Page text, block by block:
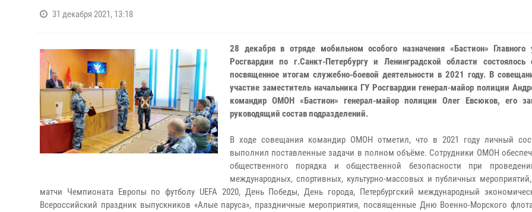
31 декабря 2021, 13:18
28 декабря в отряде мобильном особого назначения «Бастион» Главного
Росгвардии по г.Санкт-Петербургу и Ленинградской области состоялось
посвященное итогам служебно-боевой деятельности в 2021 году. В
участие заместитель начальника ГУ Росгвардии генерал-майор полиции
командир ОМОН «Бастион» генерал-майор полиции Олег Евсюков, его
руководящий состав подразделений.
В ходе совещания командир ОМОН отметил, что в 2021 году личный
выполнил поставленные задачи в полном объёме. Сотрудники ОМОН
общественного порядка и общественной безопасности при
международных, спортивных, культурно-массовых и публичных
матчи Чемпионата Европы по футболу UEFA 2020, День Победы, День города, Петербургский международный
Всероссийский праздник выпускников «Алые паруса», праздничные мероприятия, посвященные Дню Военно-Морского